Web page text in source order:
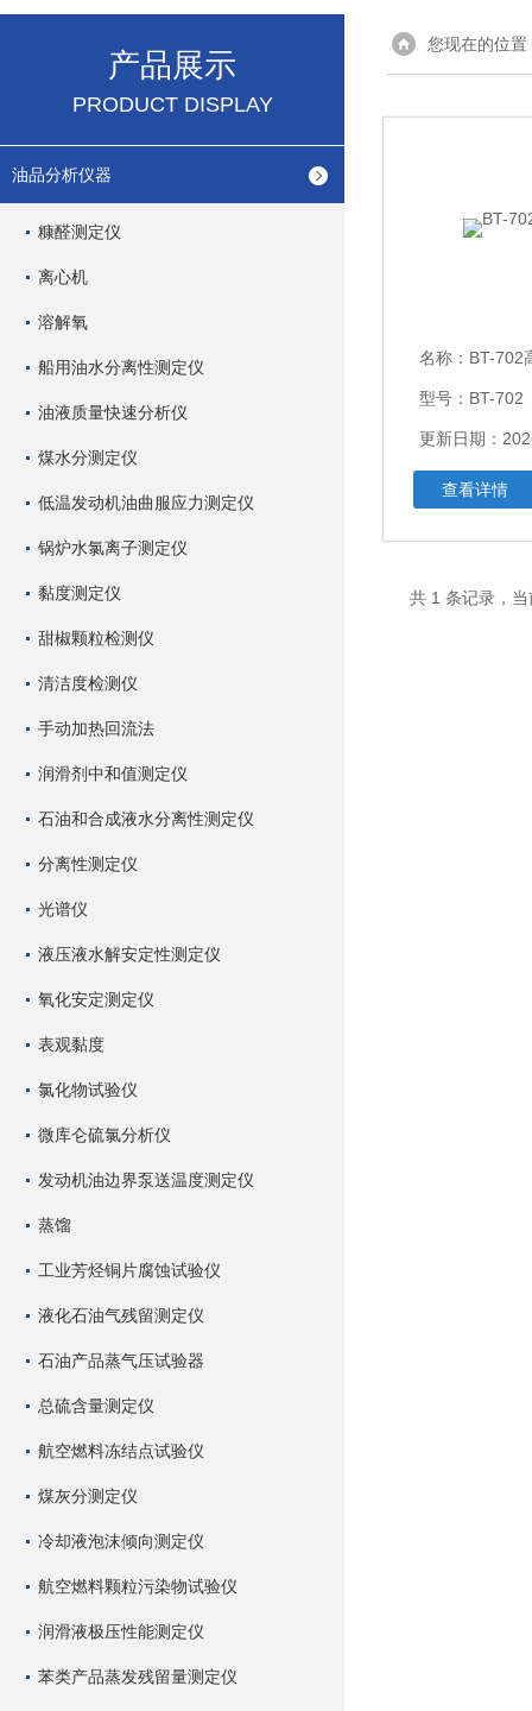
产品展示
PRODUCT DISPLAY
油品分析仪器
糠醛测定仪
离心机
溶解氧
船用油水分离性测定仪
油液质量快速分析仪
煤水分测定仪
低温发动机油曲服应力测定仪
锅炉水氯离子测定仪
黏度测定仪
甜椒颗粒检测仪
清洁度检测仪
手动加热回流法
润滑剂中和值测定仪
石油和合成液水分离性测定仪
分离性测定仪
光谱仪
液压液水解安定性测定仪
氧化安定测定仪
表观黏度
氯化物试验仪
微库仑硫氯分析仪
发动机油边界泵送温度测定仪
蒸馏
工业芳烃铜片腐蚀试验仪
液化石油气残留测定仪
石油产品蒸气压试验器
总硫含量测定仪
航空燃料冻结点试验仪
煤灰分测定仪
冷却液泡沫倾向测定仪
航空燃料颗粒污染物试验仪
润滑液极压性能测定仪
苯类产品蒸发残留量测定仪
您现在的位置
名称： BT-702
型号：BT-702
更新日期：
查看详情
共 1 条记录，